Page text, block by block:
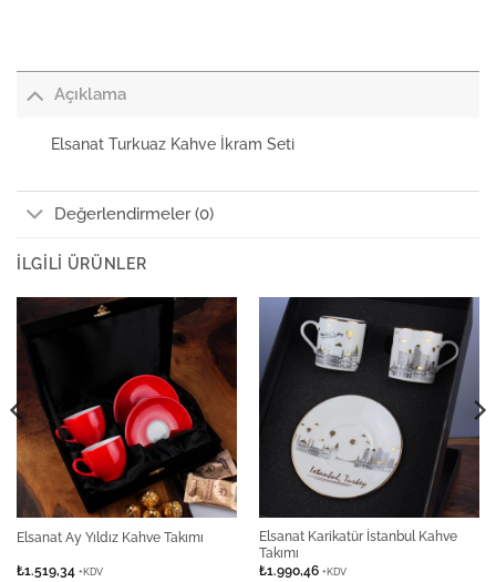
Açıklama
Elsanat Turkuaz Kahve İkram Seti
Değerlendirmeler (0)
İLGILI ÜRÜNLER
Elsanat Ay Yıldız Kahve Takımı
₺1.519,34 +KDV
Elsanat Karikatür İstanbul Kahve
Takımı
₺1.990,46 +KDV